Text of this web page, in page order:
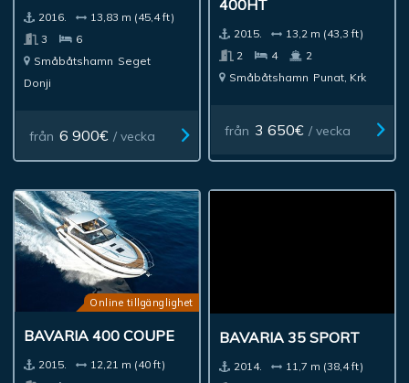
2016.
13,83 m (45,4 ft)
3
6
Småbåtshamn Seget
Donji
från 6 900€ / vecka
400HT
2015.
13,2 m (43,3 ft)
2
4
2
Småbåtshamn Punat, Krk
från 3 650€ / vecka
Online tillgänglighet
BAVARIA 400 COUPE
2015.
12,21 m (40 ft)
BAVARIA 35 SPORT
2014.
11,7 m (38,4 ft)